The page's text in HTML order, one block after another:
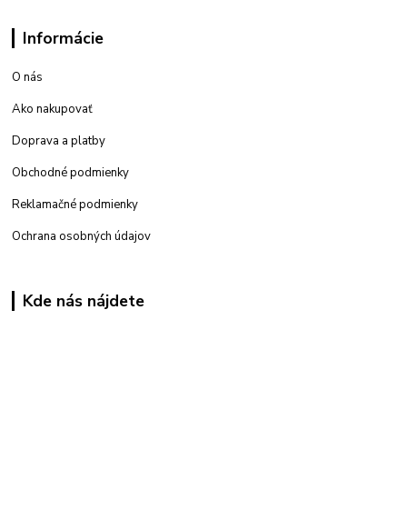
Informácie
O nás
Ako nakupovať
Doprava a platby
Obchodné podmienky
Reklamačné podmienky
Ochrana osobných údajov
Kde nás nájdete